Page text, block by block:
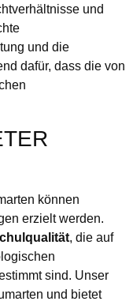
und
und die
dafür, dass die von
können
erzielt werden.
, die auf
sind. Unser
und bietet